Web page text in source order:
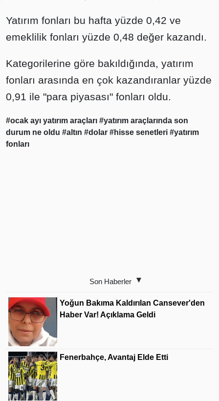
Yatırım fonları bu hafta yüzde 0,42 ve
emeklilik fonları yüzde 0,48 değer kazandı.
Kategorilerine göre bakıldığında, yatırım
fonları arasında en çok kazandıranlar yüzde
0,91 ile "para piyasası" fonları oldu.
#ocak ayı yatırım araçları #yatırım araçlarında son
durum ne oldu #altın #dolar #hisse senetleri #yatırım
fonları
Son Haberler
Yoğun Bakıma Kaldırılan Cansever'den
Haber Var! Açıklama Geldi
Fenerbahçe, Avantaj Elde Etti